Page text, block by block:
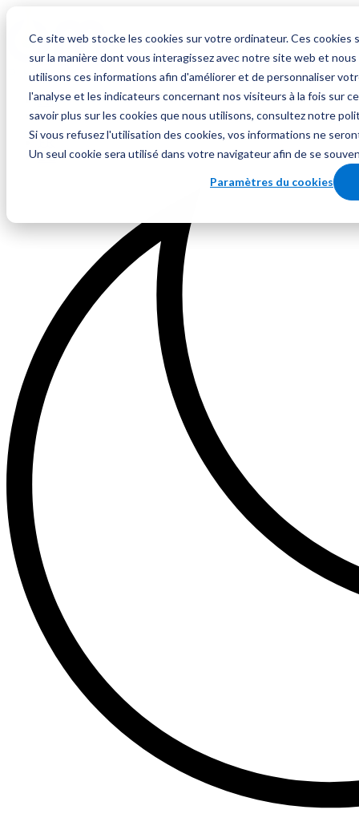
Ce site web stocke les cookies sur votre ordinateur. Ces
sur la manière dont vous interagissez avec notre site web et
utilisons ces informations afin d'améliorer et de personnaliser
l'analyse et les indicateurs concernant nos visiteurs à la fois sur
savoir plus sur les cookies que nous utilisons, consultez notre
Si vous refusez l'utilisation des cookies, vos informations ne
Un seul cookie sera utilisé dans votre navigateur afin de se
Paramètres du cookies
FR
DE
FR
DE